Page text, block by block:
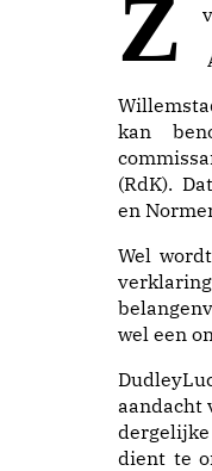
Zijn politieke achtergrond (PNP) wordt
kan
(RdK).
en
Wel
wel een
aandacht
dient te